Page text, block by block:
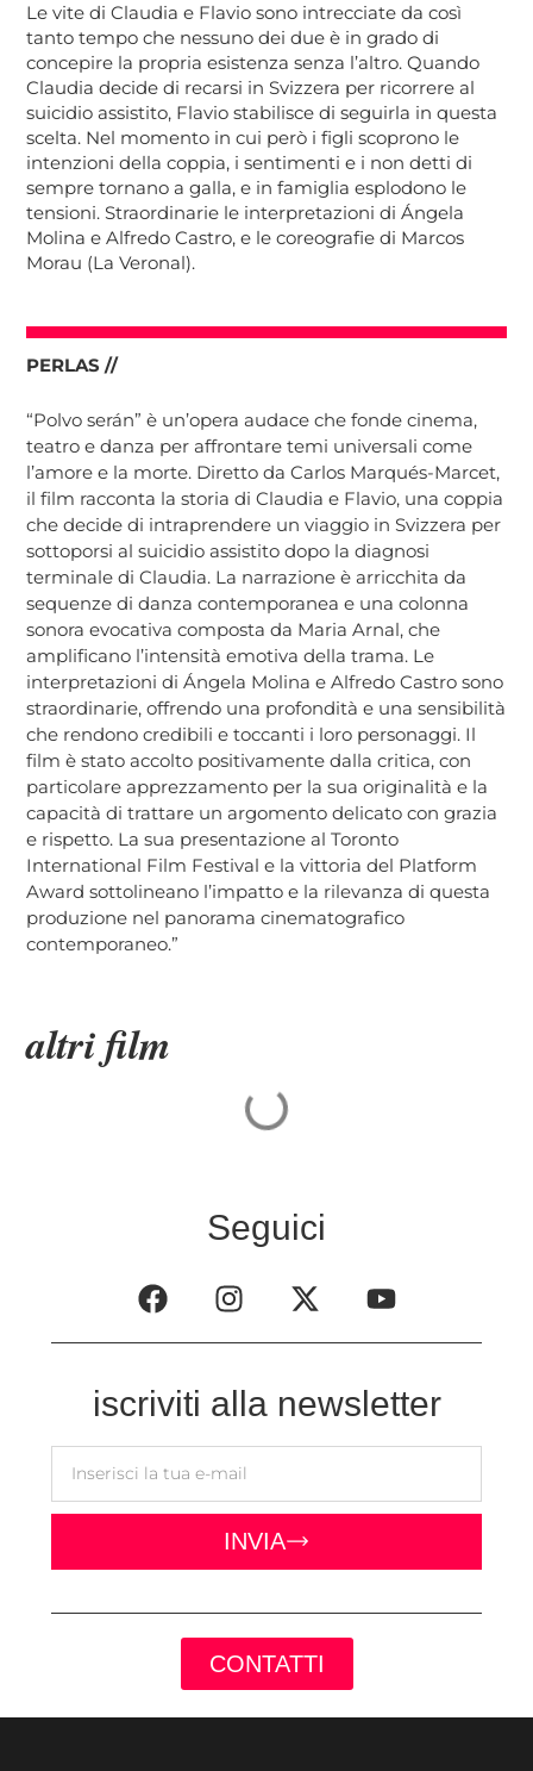
Le vite di Claudia e Flavio sono intrecciate da così
tanto tempo che nessuno dei due è in grado di
concepire la propria esistenza senza l’altro. Quando
Claudia decide di recarsi in Svizzera per ricorrere al
suicidio assistito, Flavio stabilisce di seguirla in questa
scelta. Nel momento in cui però i figli scoprono le
intenzioni della coppia, i sentimenti e i non detti di
sempre tornano a galla, e in famiglia esplodono le
tensioni. Straordinarie le interpretazioni di Ángela
Molina e Alfredo Castro, e le coreografie di Marcos
Morau (La Veronal).
PERLAS //
“Polvo serán” è un’opera audace che fonde cinema,
teatro e danza per affrontare temi universali come
l’amore e la morte. Diretto da Carlos Marqués-Marcet,
il film racconta la storia di Claudia e Flavio, una coppia
che decide di intraprendere un viaggio in Svizzera per
sottoporsi al suicidio assistito dopo la diagnosi
terminale di Claudia. La narrazione è arricchita da
sequenze di danza contemporanea e una colonna
sonora evocativa composta da Maria Arnal, che
amplificano l’intensità emotiva della trama. Le
interpretazioni di Ángela Molina e Alfredo Castro sono
straordinarie, offrendo una profondità e una sensibilità
che rendono credibili e toccanti i loro personaggi. Il
film è stato accolto positivamente dalla critica, con
particolare apprezzamento per la sua originalità e la
capacità di trattare un argomento delicato con grazia
e rispetto. La sua presentazione al Toronto
International Film Festival e la vittoria del Platform
Award sottolineano l’impatto e la rilevanza di questa
produzione nel panorama cinematografico
contemporaneo.”
altri film
Seguici
iscriviti alla newsletter
INVIA
CONTATTI